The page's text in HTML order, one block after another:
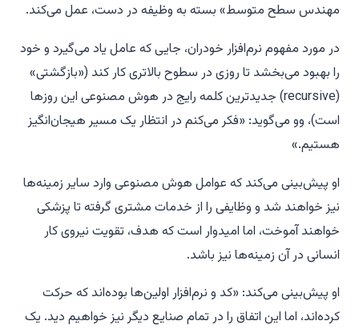
مهندس سطح متوسط» بسته به وظیفه در دست، عمل می‌کند.
در مورد مفهوم نرم‌افزار خودران، جایی که عامل یاد می‌گیرد و خود
را بهبود می‌بخشد تا روزی در سطوح بالاتری کار کند («بازگشتی»
(recursive) جدیدترین کلمه رایج در هوش مصنوعی این روزها
است)، وو می‌گوید: «فکر می‌کنم در انتظار یک مسیر هیجان‌انگیز
هستیم.»
او پیش‌بینی می‌کند که عوامل هوش مصنوعی وارد سایر زمینه‌ها
نیز خواهند شد و وظایفی را از خدمات مشتری گرفته تا پزشکی
خواهند آموخت، اما امیدوار است که هدف، تقویت نیروی کار
انسانی در آن زمینه‌ها نیز باشد.
او پیش‌بینی می‌کند: «کد و نرم‌افزار اولین‌ها بوده‌اند که حرکت
کرده‌اند، اما این اتفاق را در تمام صنایع دیگر نیز خواهیم دید. یک